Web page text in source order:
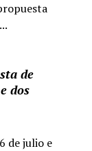
de
dos
de julio e